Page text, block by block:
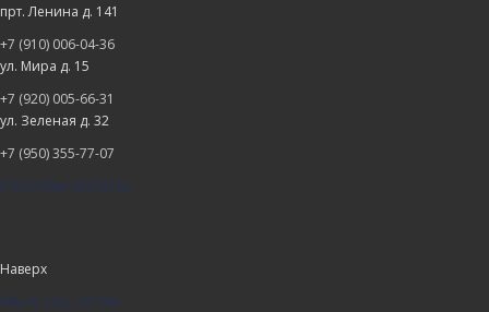
прт. Ленина д. 141
+7 (910) 006-04-36
ул. Мира д. 15
+7 (920) 005-66-31
ул. Зеленая д. 32
+7 (950) 355-77-07
Способы оплаты
Наверх
Мы в соц сетях